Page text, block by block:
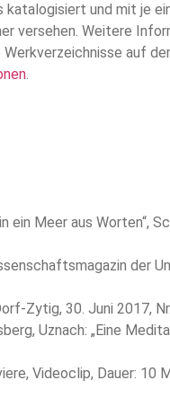
katalogisiert und mit je
versehen. Weitere
auf
.
ein Meer aus Worten“,
der
Zytig, 30. Juni 2017,
Uznach: „Eine
Videoclip, Dauer: 10